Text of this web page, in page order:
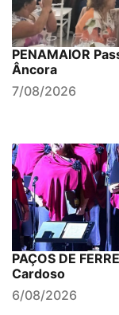
PENAMAIOR
Âncora
7/08/2026
PAÇOS DE
Cardoso
6/08/2026